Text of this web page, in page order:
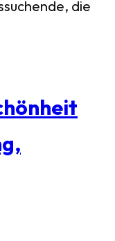
die